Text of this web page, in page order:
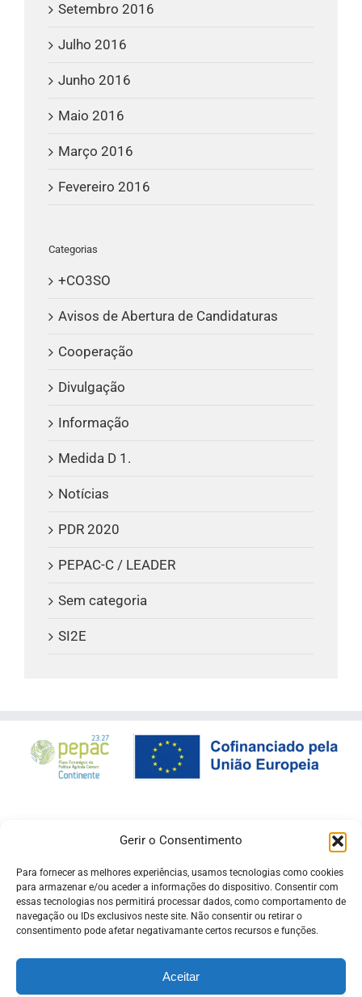
Gerir o Consentimento
Para fornecer as melhores experiências, usamos tecnologias como cookies
para armazenar e/ou aceder a informações do dispositivo. Consentir com
essas tecnologias nos permitirá processar dados, como comportamento de
navegação ou IDs exclusivos neste site. Não consentir ou retirar o
consentimento pode afetar negativamante certos recursos e funções.
Aceitar
Setembro 2016
Julho 2016
Junho 2016
Maio 2016
Março 2016
Fevereiro 2016
Categorias
+CO3SO
Avisos de Abertura de Candidaturas
Cooperação
Divulgação
Informação
Medida D 1.
Notícias
PDR 2020
PEPAC-C / LEADER
Sem categoria
SI2E